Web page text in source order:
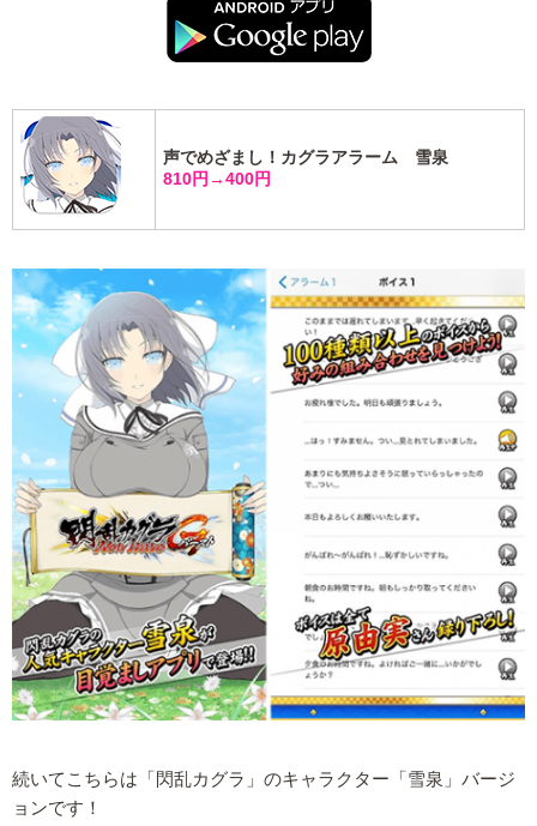
声でめざまし！カグラアラーム 雪泉
810円→400円
続いてこちらは「閃乱カグラ」のキャラクター「雪泉」バージ
ョンです！